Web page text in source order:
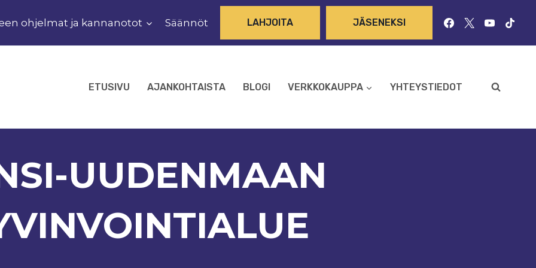
ohjelmat ja kannanotot Säännöt LAHJOITA JÄSENEKSI
ETUSIVU AJANKOHTAISTA BLOGI VERKKOKAUPPA YHTEYSTIEDOT
UUDENMAAN